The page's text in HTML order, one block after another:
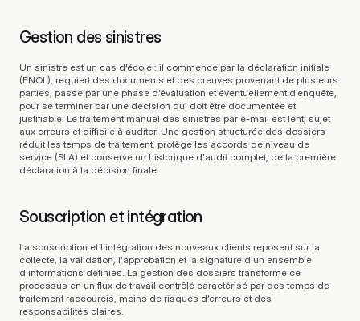
Gestion des sinistres
Un sinistre est un cas d'école : il commence par la déclaration initiale
(FNOL), requiert des documents et des preuves provenant de plusieurs
parties, passe par une phase d'évaluation et éventuellement d'enquête,
pour se terminer par une décision qui doit être documentée et
justifiable. Le traitement manuel des sinistres par e-mail est lent, sujet
aux erreurs et difficile à auditer. Une gestion structurée des dossiers
réduit les temps de traitement, protège les accords de niveau de
service (SLA) et conserve un historique d'audit complet, de la première
déclaration à la décision finale.
Souscription et intégration
La souscription et l'intégration des nouveaux clients reposent sur la
collecte, la validation, l'approbation et la signature d'un ensemble
d'informations définies. La gestion des dossiers transforme ce
processus en un flux de travail contrôlé caractérisé par des temps de
traitement raccourcis, moins de risques d'erreurs et des
responsabilités claires.